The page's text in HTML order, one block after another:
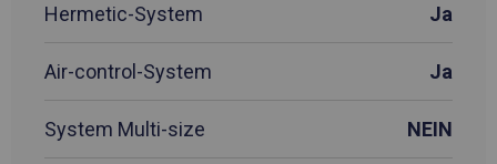
Hermetic-System Ja
Air-control-System Ja
System Multi-size NEIN